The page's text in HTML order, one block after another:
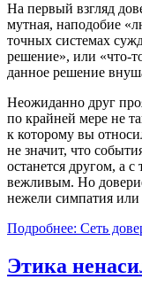
На первый взгляд
мутная, наподобие
точных системах
решение», или «что-
данное решение
Неожиданно друг
по крайней мере не
к которому вы
не значит, что
останется другом, а
вежливым. Но
нежели симпатия или
Подробнее: Сеть
Этика